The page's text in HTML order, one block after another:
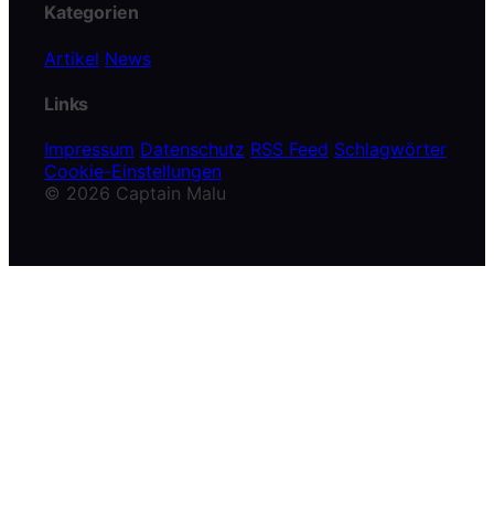
Kategorien
Artikel News
Links
Impressum Datenschutz RSS Feed Schlagwörter
Cookie-Einstellungen
© 2026 Captain Malu